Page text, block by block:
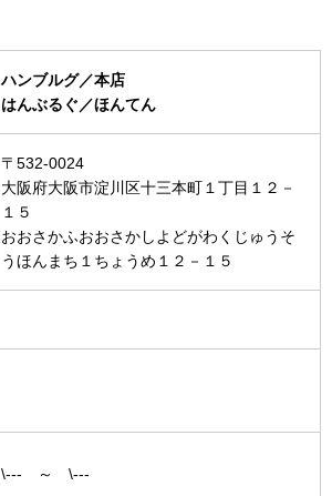
ハンブルグ／本店
はんぶるぐ／ほんてん
〒532-0024
大阪府大阪市淀川区十三本町１丁目１２－
１５
おおさかふおおさかしよどがわくじゅうそ
うほんまち１ちょうめ１２－１５
\--- ～ \---